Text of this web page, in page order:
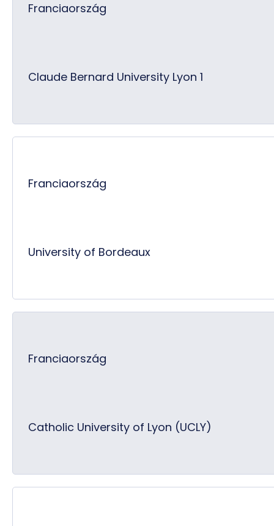
Franciaország
Claude Bernard University Lyon 1
Franciaország
University of Bordeaux
Franciaország
Catholic University of Lyon (UCLY)